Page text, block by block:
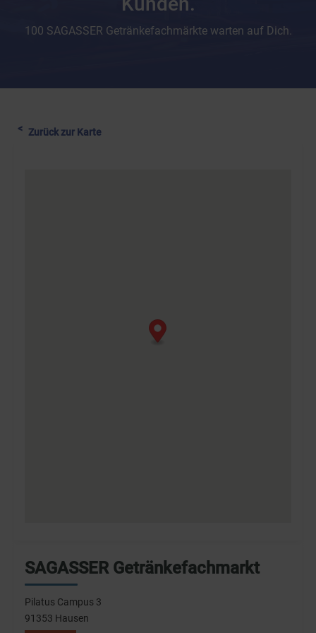
100 SAGASSER Getränkefachmärkte warten auf Dich.
Zurück zur Karte
SAGASSER Getränkefachmarkt
Pilatus Campus 3
91353 Hausen